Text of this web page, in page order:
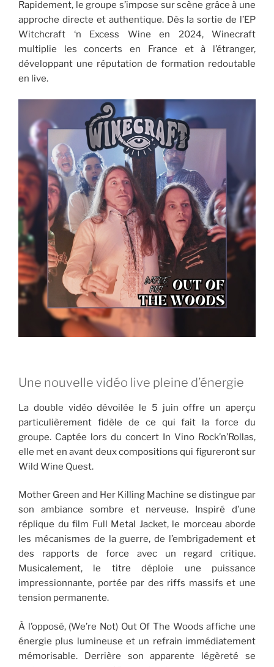
Rapidement, le groupe s’impose sur scène grâce à une
approche directe et authentique. Dès la sortie de l’EP
Witchcraft ‘n Excess Wine en 2024, Winecraft
multiplie les concerts en France et à l’étranger,
développant une réputation de formation redoutable
en live.
Une nouvelle vidéo live pleine d’énergie
La double vidéo dévoilée le 5 juin offre un aperçu
particulièrement fidèle de ce qui fait la force du
groupe. Captée lors du concert In Vino Rock’n’Rollas,
elle met en avant deux compositions qui figureront sur
Wild Wine Quest.
Mother Green and Her Killing Machine se distingue par
son ambiance sombre et nerveuse. Inspiré d’une
réplique du film Full Metal Jacket, le morceau aborde
les mécanismes de la guerre, de l’embrigadement et
des rapports de force avec un regard critique.
Musicalement, le titre déploie une puissance
impressionnante, portée par des riffs massifs et une
tension permanente.
À l’opposé, (We’re Not) Out Of The Woods affiche une
énergie plus lumineuse et un refrain immédiatement
mémorisable. Derrière son apparente légèreté se